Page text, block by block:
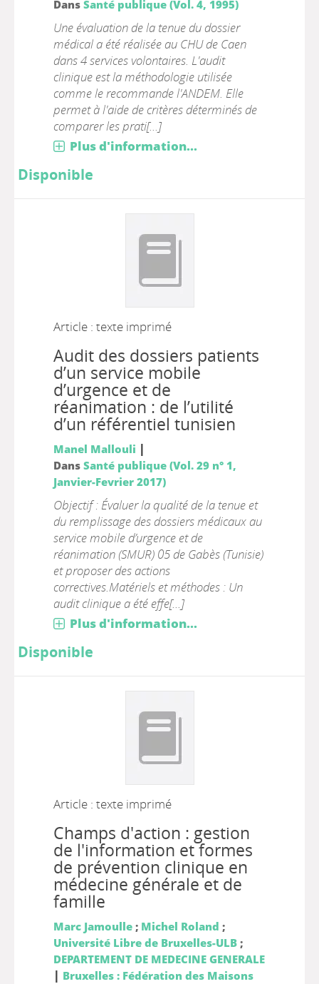
Dans Santé publique (Vol. 4, 1995)
Une évaluation de la tenue du dossier
médical a été réalisée au CHU de Caen
dans 4 services volontaires. L'audit
clinique est la méthodologie utilisée
comme le recommande l'ANDEM. Elle
permet à l'aide de critères déterminés de
comparer les prati[...]
Plus d'information...
Disponible
Article : texte imprimé
Audit des dossiers patients
d’un service mobile
d’urgence et de
réanimation : de l’utilité
d’un référentiel tunisien
Manel Mallouli |
Dans Santé publique (Vol. 29 n° 1,
Janvier-Fevrier 2017)
Objectif : Évaluer la qualité de la tenue et
du remplissage des dossiers médicaux au
service mobile d’urgence et de
réanimation (SMUR) 05 de Gabès (Tunisie)
et proposer des actions
correctives.Matériels et méthodes : Un
audit clinique a été effe[...]
Plus d'information...
Disponible
Article : texte imprimé
Champs d'action : gestion
de l'information et formes
de prévention clinique en
médecine générale et de
famille
Marc Jamoulle; Michel Roland ;
Université Libre de Bruxelles-ULB;
DEPARTEMENT DE MEDECINE GENERALE
| Bruxelles : Fédération des Maisons